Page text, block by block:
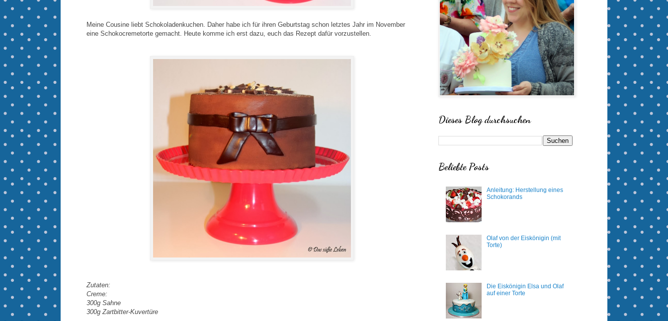
Meine Cousine liebt Schokoladenkuchen. Daher habe ich für ihren Geburtstag schon letztes Jahr im November
eine Schokocremetorte gemacht. Heute komme ich erst dazu, euch das Rezept dafür vorzustellen.
Zutaten:
Creme:
300g Sahne
300g Zartbitter-Kuvertüre
Dieses Blog durchsuchen
Beliebte Posts
Anleitung: Herstellung eines
Schokorands
Olaf von der Eiskönigin (mit
Torte)
Die Eiskönigin Elsa und Olaf
auf einer Torte